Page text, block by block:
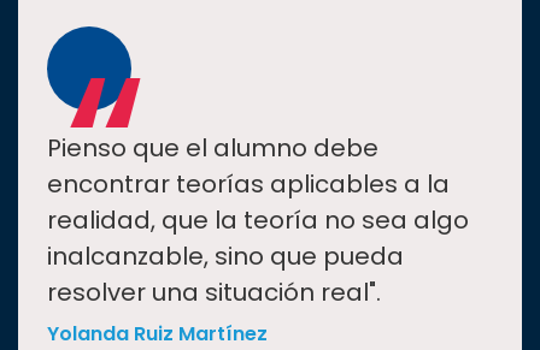
“
Pienso que el alumno debe
encontrar teorías aplicables a la
realidad, que la teoría no sea algo
inalcanzable, sino que pueda
resolver una situación real".
Yolanda Ruiz Martínez